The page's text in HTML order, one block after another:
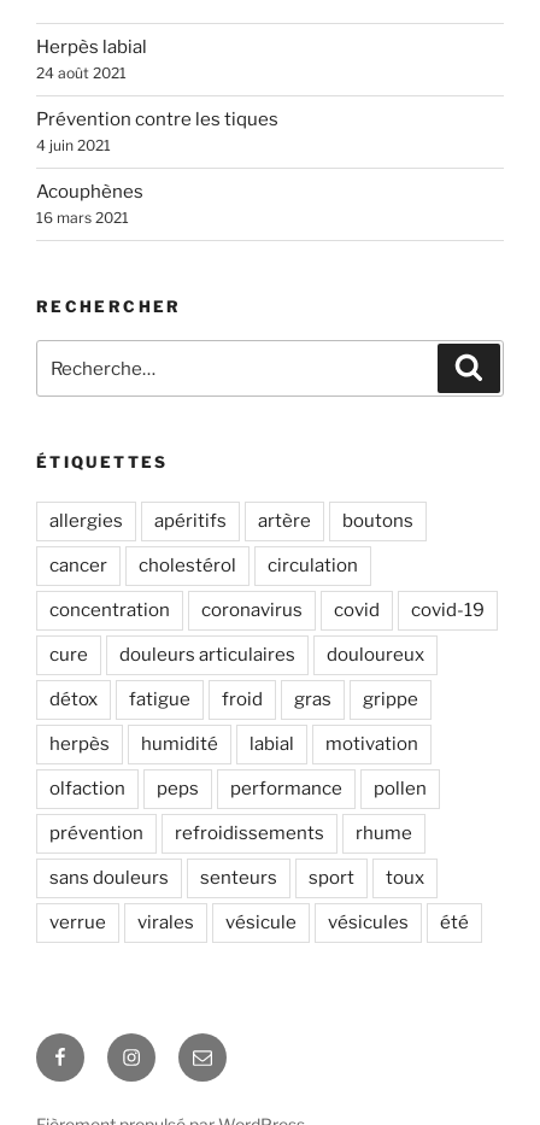
Herpès labial
24 août 2021
Prévention contre les tiques
4 juin 2021
Acouphènes
16 mars 2021
RECHERCHER
pour
ÉTIQUETTES
allergies apéritifs artère boutons
cancer cholestérol circulation
concentration coronavirus covid covid-19
cure douleurs articulaires douloureux
détox fatigue froid gras grippe
herpès humidité labial motivation
olfaction peps performance pollen
prévention refroidissements rhume
sans douleurs senteurs sport toux
verrue virales vésicule vésicules été
FacebookInstagram
E-
mail